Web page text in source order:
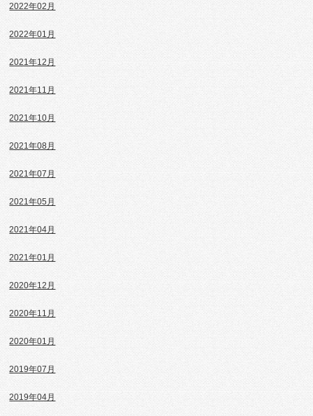
2022年02月
2022年01月
2021年12月
2021年11月
2021年10月
2021年08月
2021年07月
2021年05月
2021年04月
2021年01月
2020年12月
2020年11月
2020年01月
2019年07月
2019年04月